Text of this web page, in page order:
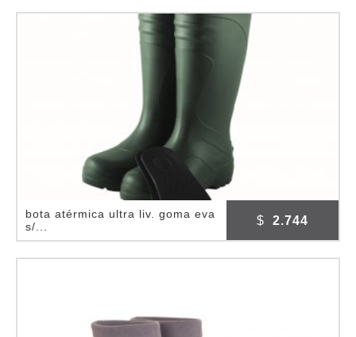
bota atérmica ultra liv. goma eva
s/...
$ 2.744